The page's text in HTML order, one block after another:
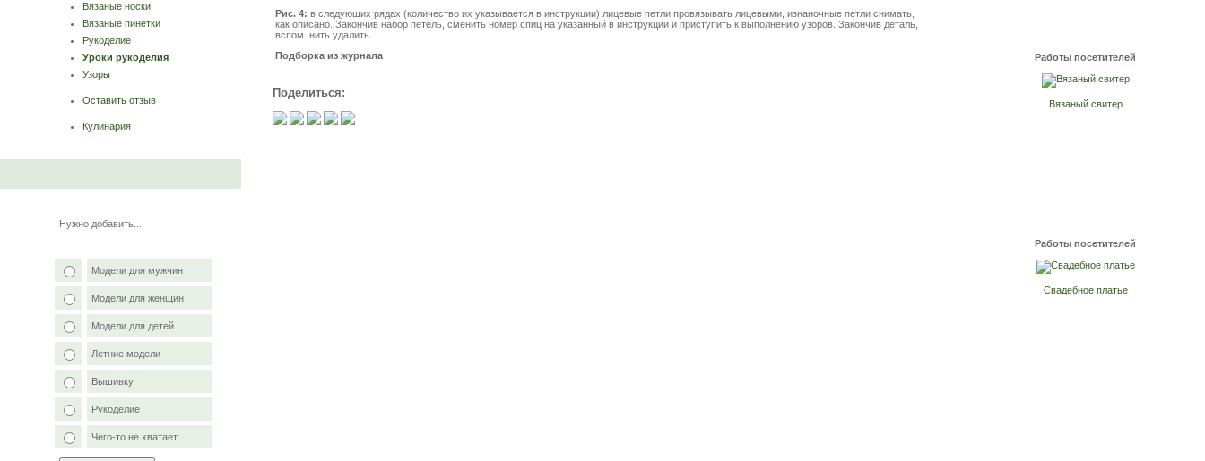
Вязаные носки
Вязаные пинетки
Рукоделие
Уроки рукоделия
Узоры
Оставить отзыв
Кулинария
Нужно добавить...
Модели для мужчин
Модели для женщин
Модели для детей
Летние модели
Вышивку
Рукоделие
Чего-то не хватает...
Рис. 4: в следующих рядах (количество их указывается в инструкции) лицевые петли провязывать лицевыми, изнаночные петли снимать,
как описано. Закончив набор петель, сменить номер спиц на указанный в инструкции и приступить к выполнению узоров. Закончив деталь,
вспом. нить удалить.
Подборка из журнала
Поделиться:
Работы посетителей
Вязаный свитер
Работы посетителей
Свадебное платье